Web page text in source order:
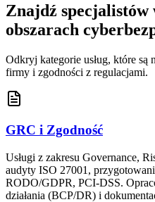
Znajdź specjalistów
obszarach
Odkryj kategorie usług, które
firmy i zgodności z regulacjami.
GRC i Zgodność
Usługi z zakresu Governance,
audyty ISO 27001,
RODO/GDPR, PCI-DSS.
działania (BCP/DR) i